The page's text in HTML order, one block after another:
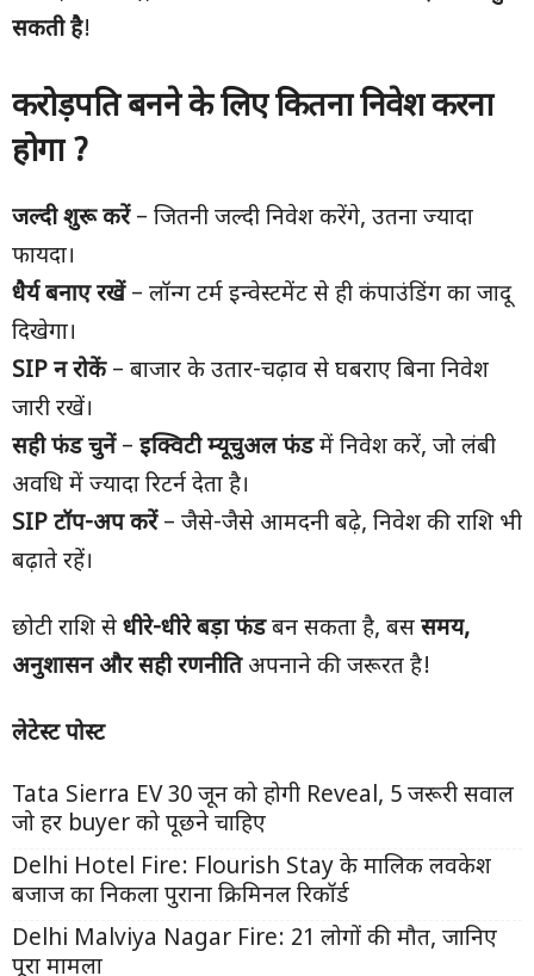
सकती है!
करोड़पति बनने के लिए कितना निवेश करना
होगा ?
जल्दी शुरू करें– जितनी जल्दी निवेश करेंगे, उतना ज्यादा
फायदा।
धैर्य बनाए रखें– लॉन्ग टर्म इन्वेस्टमेंट से ही कंपाउंडिंग का जादू
दिखेगा।
SIP न रोकें– बाजार के उतार-चढ़ाव से घबराए बिना निवेश
जारी रखें।
सही फंड चुनें– इक्विटी म्यूचुअल फंडमें निवेश करें, जो लंबी
अवधि में ज्यादा रिटर्न देता है।
SIP टॉप-अप करें– जैसे-जैसे आमदनी बढ़े, निवेश की राशि भी
बढ़ाते रहें।
छोटी राशि से धीरे-धीरे बड़ा फंडबन सकता है, बस समय,
अनुशासन और सही रणनीतिअपनाने की जरूरत है!
लेटेस्ट पोस्ट
Tata Sierra EV 30 जून को होगी Reveal, 5 जरूरी सवाल
जो हर buyer को पूछने चाहिए
Delhi Hotel Fire: Flourish Stay के मालिक लवकेश
बजाज का निकला पुराना क्रिमिनल रिकॉर्ड
Delhi Malviya Nagar Fire: 21 लोगों की मौत, जानिए
पूरा मामला